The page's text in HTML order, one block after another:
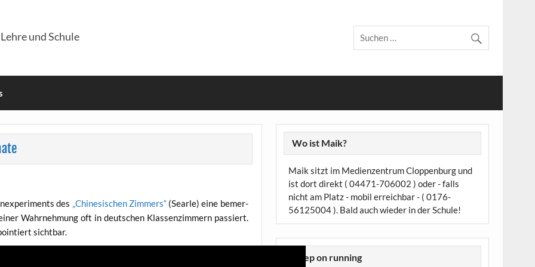
und Schule
des „Chi­ne­si­schen Zim­mers“(Sear­le) eine bemer­
Wahr­neh­mung oft in deut­schen Klas­sen­zim­mern pas­siert.
sichtbar.
Wo ist Maik?
Maik sitzt im Medienzentrum Cloppenburg und
ist dort direkt ( 04471-706002 ) oder - falls
nicht am Platz - mobil erreichbar - ( 0176-
56125004 ). Bald auch wieder in der Schule!
Keep on running